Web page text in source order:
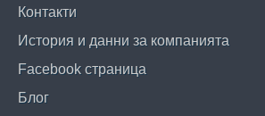
Контакти
История и данни за компанията
Facebook страница
Блог